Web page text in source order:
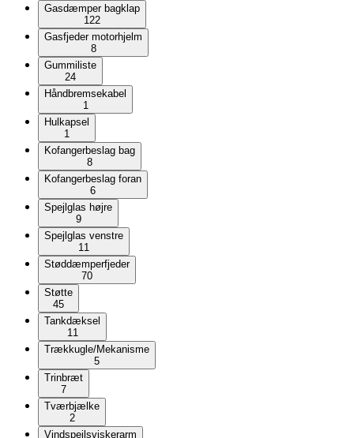
Gasdæmper bagklap
122
Gasfjeder motorhjelm
8
Gummiliste
24
Håndbremsekabel
1
Hulkapsel
1
Kofangerbeslag bag
8
Kofangerbeslag foran
6
Spejlglas højre
9
Spejlglas venstre
11
Støddæmperfjeder
70
Støtte
45
Tankdæksel
11
Trækkugle/Mekanisme
5
Trinbræt
7
Tværbjælke
2
Vindspejlsviskerarm